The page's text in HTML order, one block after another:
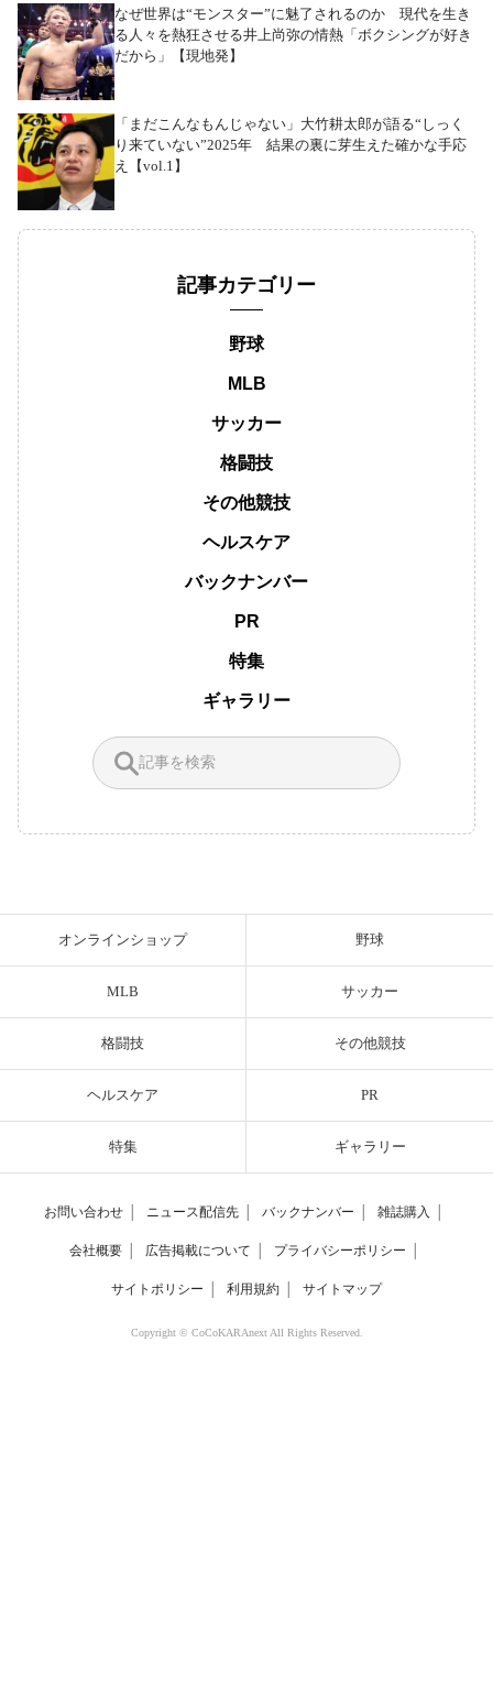
なぜ世界は“モンスター”に魅了されるのか 現代を生き
る人々を熱狂させる井上尚弥の情熱「ボクシングが好き
だから」【現地発】
「まだこんなもんじゃない」大竹耕太郎が語る“しっく
り来ていない”2025年 結果の裏に芽生えた確かな手応
え【vol.1】
記事カテゴリー
野球
MLB
サッカー
格闘技
その他競技
ヘルスケア
バックナンバー
PR
特集
ギャラリー
オンラインショップ 野球
MLB サッカー
格闘技 その他競技
ヘルスケア PR
特集 ギャラリー
お問い合わせ ニュース配信先 バックナンバー 雑誌購入
会社概要 広告掲載について プライバシーポリシー
サイトポリシー 利用規約 サイトマップ
Copyright © CoCoKARAnext All Rights Reserved.